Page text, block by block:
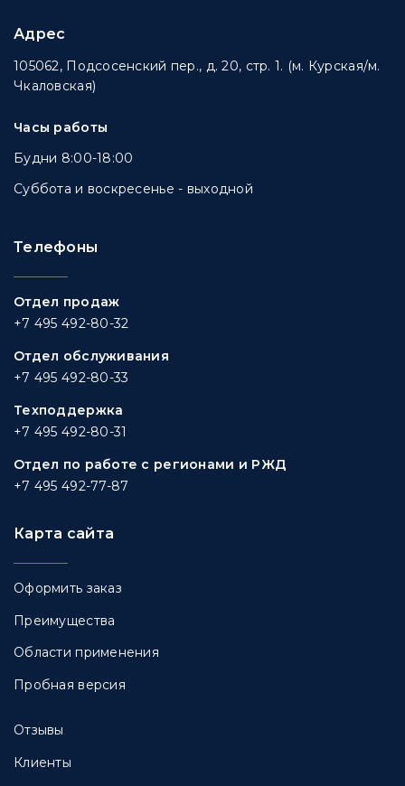
Адрес
105062, Подсосенский пер., д. 20, стр. 1. (м. Курская/м.
Чкаловская)
Часы работы
Будни 8:00-18:00
Суббота и воскресенье - выходной
Телефоны
Отдел продаж
+7 495 492-80-32
Отдел обслуживания
+7 495 492-80-33
Техподдержка
+7 495 492-80-31
Отдел по работе с регионами и РЖД
+7 495 492-77-87
Карта сайта
Оформить заказ
Преимущества
Области применения
Пробная версия
Отзывы
Клиенты